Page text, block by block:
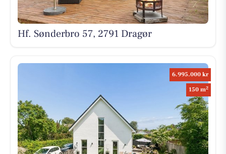
Hf. Sønderbro 57, 2791 Dragør
6.995.000 kr
150 m2